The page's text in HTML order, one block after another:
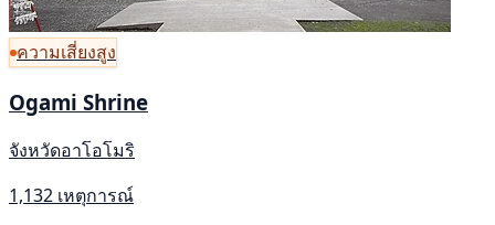
ความเสี่ยงสูง
Ogami Shrine
จังหวัดอาโอโมริ
1,132 เหตุการณ์